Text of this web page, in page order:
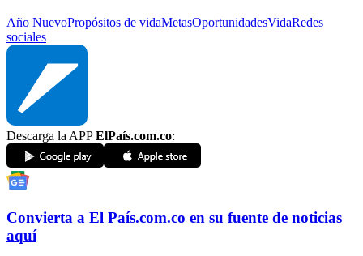
Año NuevoPropósitos de vidaMetasOportunidadesVidaRedes
sociales
Descarga la APPElPaís.com.co:
Convierta a El País.com.co en su fuente de noticias
aquí